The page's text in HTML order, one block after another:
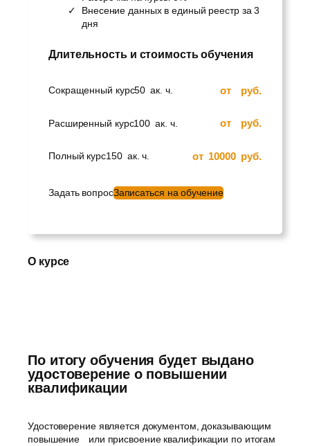
Внесение данных в единый реестр за 3
дня
Длительность и стоимость обучения
Сокращенный курс50 ак. ч. от руб.
Расширенный курс100 ак. ч. от руб.
Полный курс150 ак. ч. от 10000 руб.
Задать вопросЗаписаться на обучение
О курсе
По итогу обучения будет выдано
удостоверение о повышении
квалификации
Удостоверение является документом, доказывающим
повышение или присвоение квалификации по итогам